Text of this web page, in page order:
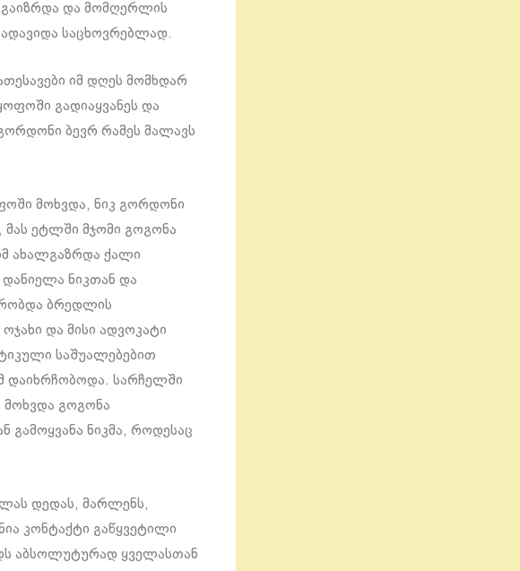
და მომღერლის
საცხოვრებლად.
იმ დღეს მომხდარ
გადიაყვანეს და
ბევრ რამეს მალავს
მოხვდა, ნიკ გორდონი
მას ეტლში მჯომი გოგონა
ახალგაზრდა ქალი
ნიკთან და
ბრედლის
და მისი ადვოკატი
საშუალებებით
დაიხრჩობოდა. სარჩელში
გოგონა
გამოყვანა ნიკმა, როდესაც
დედას, მარლენს,
კონტაქტი გაწყვეტილი
აბსოლუტურად ყველასთან